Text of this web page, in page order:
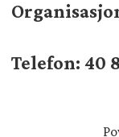
Telefon: 40